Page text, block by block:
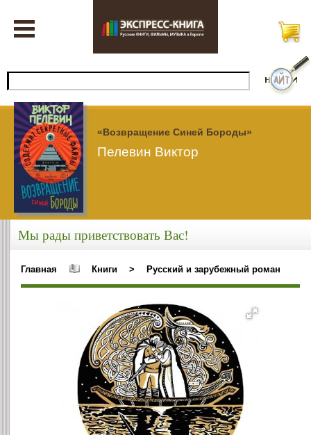
«Возвращение Синей Бороды»
Пелевин Виктор
Мы рады приветствовать Вас!
Главная Книги > Русский и зарубежный роман